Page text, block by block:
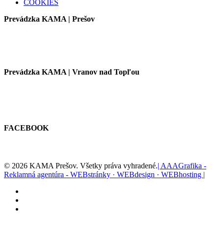
COOKIES
Prevádzka KAMA | Prešov
Prevádzka KAMA | Vranov nad Topľou
FACEBOOK
© 2026 KAMA Prešov. Všetky práva vyhradené.| AAAGrafika -
Reklamná agentúra - WEBstránky · WEBdesign · WEBhosting |